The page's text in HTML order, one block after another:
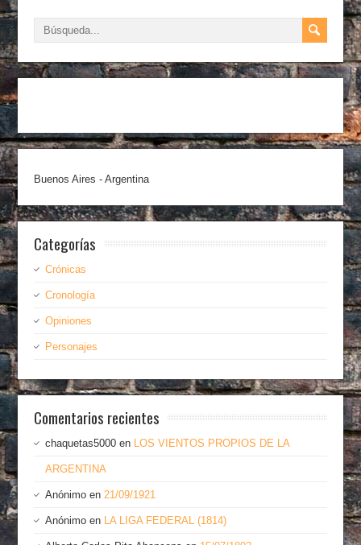
Buenos Aires - Argentina
Categorías
Crónicas
Cronología
Opiniones
Personajes
Comentarios recientes
chaquetas5000 en LOS VIENTOS PROPIOS DE LA
ARGENTINA
Anónimo en21/09/1921
Anónimo en LA LIGA FEDERAL (1814)